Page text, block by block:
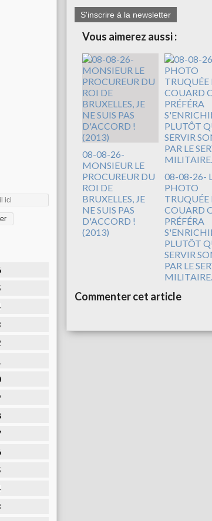
S'inscrire à la newsletter
Vous aimerez aussi :
08-08-26-
MONSIEUR LE
PROCUREUR DU
ROI DE
BRUXELLES, JE
NE SUIS PAS
D'ACCORD !
(2013)
08-08-26-
PHOTO
TRUQUÉE
COUARD
PRÉFÉRA
PLUTÔT
SERVIR
PAR LE
MILITAIRE.
Commenter cet article